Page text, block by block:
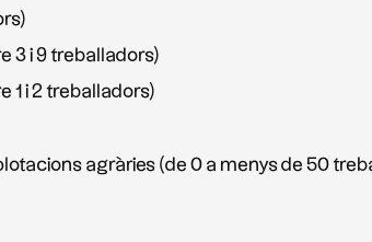
3 i 9 treballadors)
1 i 2 treballadors)
agràries (de 0 a menys de 50